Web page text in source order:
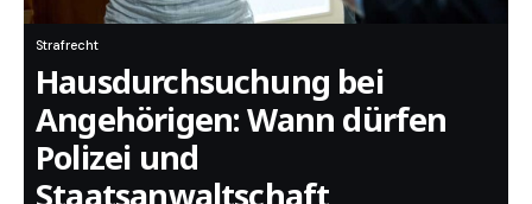
Strafrecht
Hausdurchsuchung bei
Angehörigen: Wann dürfen
Polizei und